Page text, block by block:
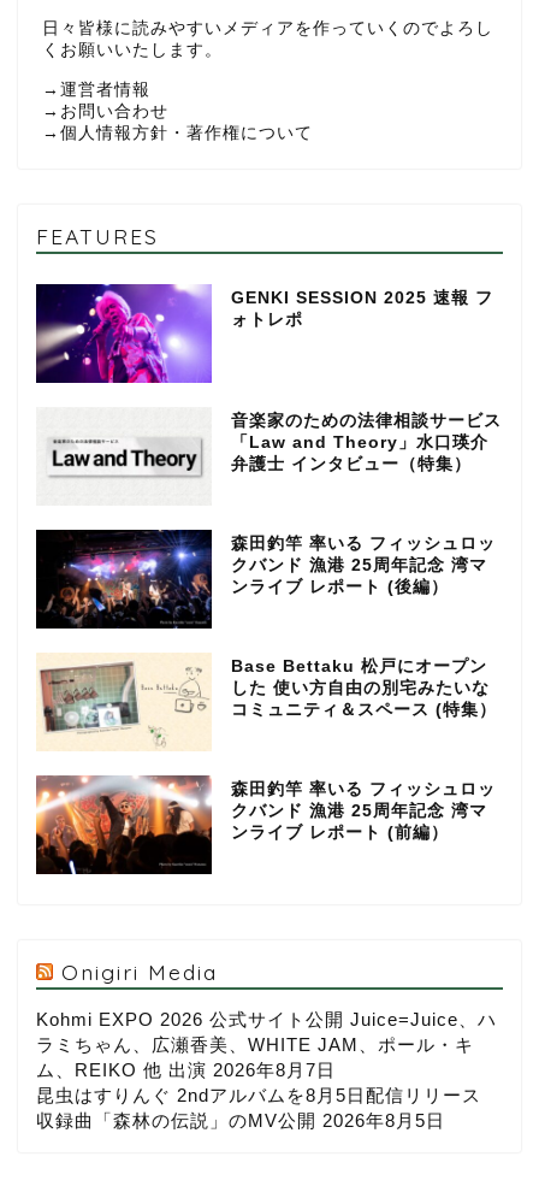
日々皆様に読みやすいメディアを作っていくのでよろし
くお願いいたします。
→ 運営者情報
→ お問い合わせ
→ 個人情報方針・著作権について
FEATURES
GENKI SESSION 2025 速報 フ
ォトレポ
音楽家のための法律相談サービス
「Law and Theory」水口瑛介
弁護士 インタビュー（特集）
森田釣竿 率いる フィッシュロッ
クバンド 漁港 25周年記念 湾マ
ンライブ レポート (後編）
Base Bettaku 松戸にオープン
した 使い方自由の別宅みたいな
コミュニティ＆スペース (特集）
森田釣竿 率いる フィッシュロッ
クバンド 漁港 25周年記念 湾マ
ンライブ レポート (前編）
Onigiri Media
Kohmi EXPO 2026 公式サイト公開 Juice=Juice、ハ
ラミちゃん、広瀬香美、WHITE JAM、ポール・キ
ム、REIKO 他 出演 2026年8月7日
昆虫はすりんぐ 2ndアルバムを8月5日配信リリース
収録曲「森林の伝説」のMV公開 2026年8月5日